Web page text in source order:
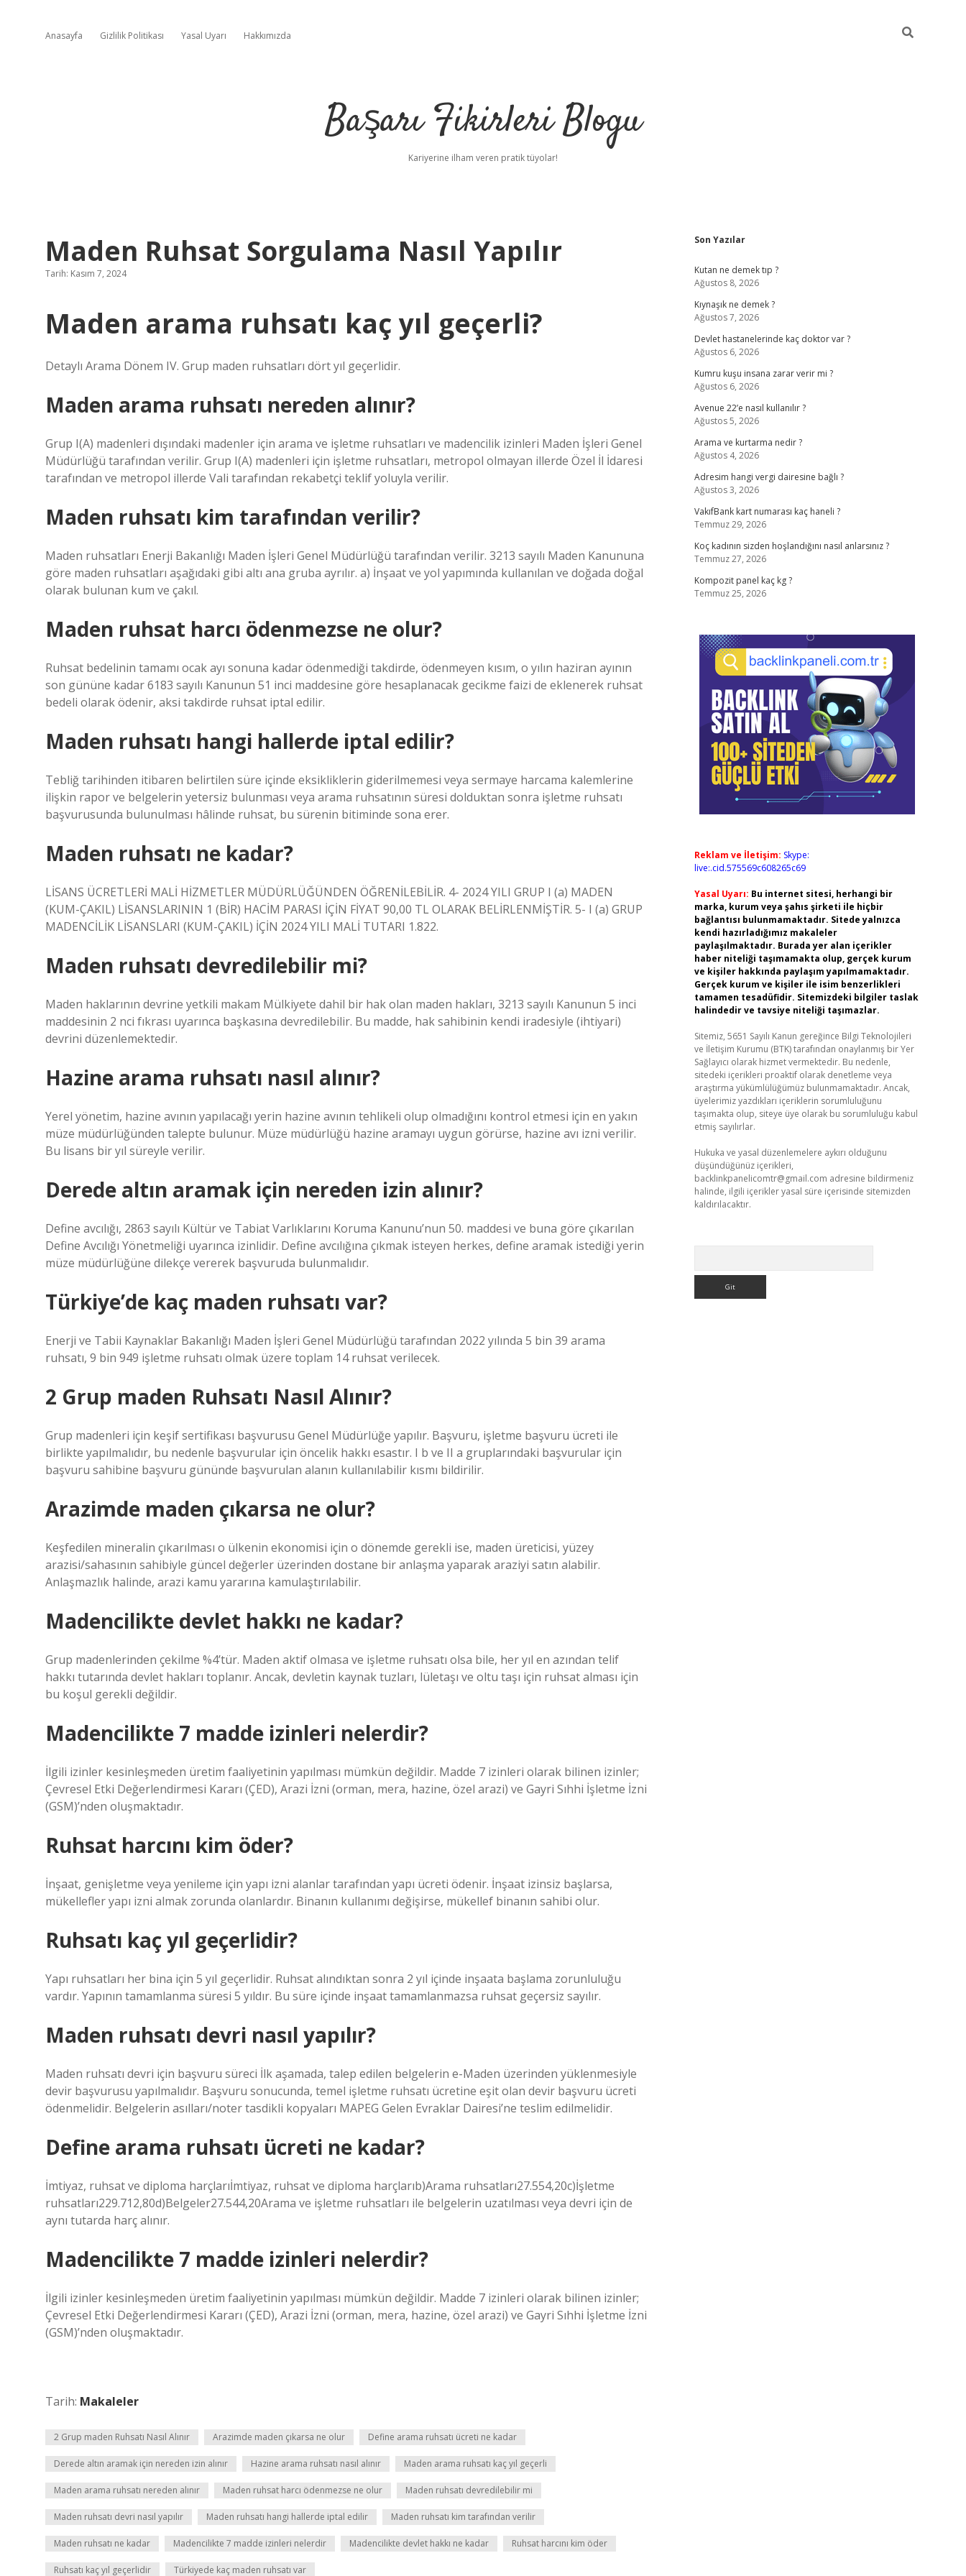
Anasayfa Gizlilik Politikası Yasal Uyarı Hakkımızda
Başarı Fikirleri Blogu
Kariyerine ilham veren pratik tüyolar!
Maden Ruhsat Sorgulama Nasıl Yapılır
Tarih: Kasım 7, 2024
Maden arama ruhsatı kaç yıl geçerli?
Detaylı Arama Dönem IV. Grup maden ruhsatları dört yıl geçerlidir.
Maden arama ruhsatı nereden alınır?
Grup I(A) madenleri dışındaki madenler için arama ve işletme ruhsatları ve madencilik izinleri Maden İşleri Genel
Müdürlüğü tarafından verilir. Grup I(A) madenleri için işletme ruhsatları, metropol olmayan illerde Özel İl İdaresi
tarafından ve metropol illerde Vali tarafından rekabetçi teklif yoluyla verilir.
Maden ruhsatı kim tarafından verilir?
Maden ruhsatları Enerji Bakanlığı Maden İşleri Genel Müdürlüğü tarafından verilir. 3213 sayılı Maden Kanununa
göre maden ruhsatları aşağıdaki gibi altı ana gruba ayrılır. a) İnşaat ve yol yapımında kullanılan ve doğada doğal
olarak bulunan kum ve çakıl.
Maden ruhsat harcı ödenmezse ne olur?
Ruhsat bedelinin tamamı ocak ayı sonuna kadar ödenmediği takdirde, ödenmeyen kısım, o yılın haziran ayının
son gününe kadar 6183 sayılı Kanunun 51 inci maddesine göre hesaplanacak gecikme faizi de eklenerek ruhsat
bedeli olarak ödenir, aksi takdirde ruhsat iptal edilir.
Maden ruhsatı hangi hallerde iptal edilir?
Tebliğ tarihinden itibaren belirtilen süre içinde eksikliklerin giderilmemesi veya sermaye harcama kalemlerine
ilişkin rapor ve belgelerin yetersiz bulunması veya arama ruhsatının süresi dolduktan sonra işletme ruhsatı
başvurusunda bulunulması hâlinde ruhsat, bu sürenin bitiminde sona erer.
Maden ruhsatı ne kadar?
LİSANS ÜCRETLERİ MALİ HİZMETLER MÜDÜRLÜĞÜNDEN ÖĞRENİLEBİLİR. 4- 2024 YILI GRUP I (a) MADEN
(KUM-ÇAKIL) LİSANSLARININ 1 (BİR) HACİM PARASI İÇİN FİYAT 90,00 TL OLARAK BELİRLENMİŞTİR. 5- I (a) GRUP
MADENCİLİK LİSANSLARI (KUM-ÇAKIL) İÇİN 2024 YILI MALİ TUTARI 1.822.
Maden ruhsatı devredilebilir mi?
Maden haklarının devrine yetkili makam Mülkiyete dahil bir hak olan maden hakları, 3213 sayılı Kanunun 5 inci
maddesinin 2 nci fıkrası uyarınca başkasına devredilebilir. Bu madde, hak sahibinin kendi iradesiyle (ihtiyari)
devrini düzenlemektedir.
Hazine arama ruhsatı nasıl alınır?
Yerel yönetim, hazine avının yapılacağı yerin hazine avının tehlikeli olup olmadığını kontrol etmesi için en yakın
müze müdürlüğünden talepte bulunur. Müze müdürlüğü hazine aramayı uygun görürse, hazine avı izni verilir.
Bu lisans bir yıl süreyle verilir.
Derede altın aramak için nereden izin alınır?
Define avcılığı, 2863 sayılı Kültür ve Tabiat Varlıklarını Koruma Kanunu’nun 50. maddesi ve buna göre çıkarılan
Define Avcılığı Yönetmeliği uyarınca izinlidir. Define avcılığına çıkmak isteyen herkes, define aramak istediği yerin
müze müdürlüğüne dilekçe vererek başvuruda bulunmalıdır.
Türkiye’de kaç maden ruhsatı var?
Enerji ve Tabii Kaynaklar Bakanlığı Maden İşleri Genel Müdürlüğü tarafından 2022 yılında 5 bin 39 arama
ruhsatı, 9 bin 949 işletme ruhsatı olmak üzere toplam 14 ruhsat verilecek.
2 Grup maden Ruhsatı Nasıl Alınır?
Grup madenleri için keşif sertifikası başvurusu Genel Müdürlüğe yapılır. Başvuru, işletme başvuru ücreti ile
birlikte yapılmalıdır, bu nedenle başvurular için öncelik hakkı esastır. I b ve II a gruplarındaki başvurular için
başvuru sahibine başvuru gününde başvurulan alanın kullanılabilir kısmı bildirilir.
Arazimde maden çıkarsa ne olur?
Keşfedilen mineralin çıkarılması o ülkenin ekonomisi için o dönemde gerekli ise, maden üreticisi, yüzey
arazisi/sahasının sahibiyle güncel değerler üzerinden dostane bir anlaşma yaparak araziyi satın alabilir.
Anlaşmazlık halinde, arazi kamu yararına kamulaştırılabilir.
Madencilikte devlet hakkı ne kadar?
Grup madenlerinden çekilme %4’tür. Maden aktif olmasa ve işletme ruhsatı olsa bile, her yıl en azından telif
hakkı tutarında devlet hakları toplanır. Ancak, devletin kaynak tuzları, lületaşı ve oltu taşı için ruhsat alması için
bu koşul gerekli değildir.
Madencilikte 7 madde izinleri nelerdir?
İlgili izinler kesinleşmeden üretim faaliyetinin yapılması mümkün değildir. Madde 7 izinleri olarak bilinen izinler;
Çevresel Etki Değerlendirmesi Kararı (ÇED), Arazi İzni (orman, mera, hazine, özel arazi) ve Gayri Sıhhi İşletme İzni
(GSM)’nden oluşmaktadır.
Ruhsat harcını kim öder?
İnşaat, genişletme veya yenileme için yapı izni alanlar tarafından yapı ücreti ödenir. İnşaat izinsiz başlarsa,
mükellefler yapı izni almak zorunda olanlardır. Binanın kullanımı değişirse, mükellef binanın sahibi olur.
Ruhsatı kaç yıl geçerlidir?
Yapı ruhsatları her bina için 5 yıl geçerlidir. Ruhsat alındıktan sonra 2 yıl içinde inşaata başlama zorunluluğu
vardır. Yapının tamamlanma süresi 5 yıldır. Bu süre içinde inşaat tamamlanmazsa ruhsat geçersiz sayılır.
Maden ruhsatı devri nasıl yapılır?
Maden ruhsatı devri için başvuru süreci İlk aşamada, talep edilen belgelerin e-Maden üzerinden yüklenmesiyle
devir başvurusu yapılmalıdır. Başvuru sonucunda, temel işletme ruhsatı ücretine eşit olan devir başvuru ücreti
ödenmelidir. Belgelerin asılları/noter tasdikli kopyaları MAPEG Gelen Evraklar Dairesi’ne teslim edilmelidir.
Define arama ruhsatı ücreti ne kadar?
İmtiyaz, ruhsat ve diploma harçlarıİmtiyaz, ruhsat ve diploma harçlarıb)Arama ruhsatları27.554,20c)İşletme
ruhsatları229.712,80d)Belgeler27.544,20Arama ve işletme ruhsatları ile belgelerin uzatılması veya devri için de
aynı tutarda harç alınır.
Madencilikte 7 madde izinleri nelerdir?
İlgili izinler kesinleşmeden üretim faaliyetinin yapılması mümkün değildir. Madde 7 izinleri olarak bilinen izinler;
Çevresel Etki Değerlendirmesi Kararı (ÇED), Arazi İzni (orman, mera, hazine, özel arazi) ve Gayri Sıhhi İşletme İzni
(GSM)’nden oluşmaktadır.
Tarih: Makaleler
2 Grup maden Ruhsatı Nasıl Alınır Arazimde maden çıkarsa ne olur Define arama ruhsatı ücreti ne kadar
Derede altın aramak için nereden izin alınır Hazine arama ruhsatı nasıl alınır Maden arama ruhsatı kaç yıl geçerli
Maden arama ruhsatı nereden alınır Maden ruhsat harcı ödenmezse ne olur Maden ruhsatı devredilebilir mi
Maden ruhsatı devri nasıl yapılır Maden ruhsatı hangi hallerde iptal edilir Maden ruhsatı kim tarafından verilir
Maden ruhsatı ne kadar Madencilikte 7 madde izinleri nelerdir Madencilikte devlet hakkı ne kadar Ruhsat harcını kim öder
Ruhsatı kaç yıl geçerlidir Türkiyede kaç maden ruhsatı var
Sidebar
Son Yazılar
Kutan ne demek tıp ?
Ağustos 8, 2026
Kıynaşık ne demek ?
Ağustos 7, 2026
Devlet hastanelerinde kaç doktor var ?
Ağustos 6, 2026
Kumru kuşu insana zarar verir mi ?
Ağustos 6, 2026
Avenue 22’e nasıl kullanılır ?
Ağustos 5, 2026
Arama ve kurtarma nedir ?
Ağustos 4, 2026
Adresim hangi vergi dairesine bağlı ?
Ağustos 3, 2026
VakıfBank kart numarası kaç haneli ?
Temmuz 29, 2026
Koç kadının sizden hoşlandığını nasıl anlarsınız ?
Temmuz 27, 2026
Kompozit panel kaç kg ?
Temmuz 25, 2026
Reklam ve İletişim: Skype:
live:.cid.575569c608265c69
Yasal Uyarı: Bu internet sitesi, herhangi bir
marka, kurum veya şahıs şirketi ile hiçbir
bağlantısı bulunmamaktadır. Sitede yalnızca
kendi hazırladığımız makaleler
paylaşılmaktadır. Burada yer alan içerikler
haber niteliği taşımamakta olup, gerçek kurum
ve kişiler hakkında paylaşım yapılmamaktadır.
Gerçek kurum ve kişiler ile isim benzerlikleri
tamamen tesadüfidir. Sitemizdeki bilgiler taslak
halindedir ve tavsiye niteliği taşımazlar.
Sitemiz, 5651 Sayılı Kanun gereğince Bilgi Teknolojileri
ve İletişim Kurumu (BTK) tarafından onaylanmış bir Yer
Sağlayıcı olarak hizmet vermektedir. Bu nedenle,
sitedeki içerikleri proaktif olarak denetleme veya
araştırma yükümlülüğümüz bulunmamaktadır. Ancak,
üyelerimiz yazdıkları içeriklerin sorumluluğunu
taşımakta olup, siteye üye olarak bu sorumluluğu kabul
etmiş sayılırlar.
Hukuka ve yasal düzenlemelere aykırı olduğunu
düşündüğünüz içerikleri,
backlinkpanelicomtr@gmail.com adresine bildirmeniz
halinde, ilgili içerikler yasal süre içerisinde sitemizden
kaldırılacaktır.